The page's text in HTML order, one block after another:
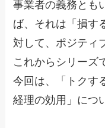
事業者の義務とも
ば、それは「損す
対して、ポジティ
これからシリーズ
今回は、「トクす
経理の効用」につ